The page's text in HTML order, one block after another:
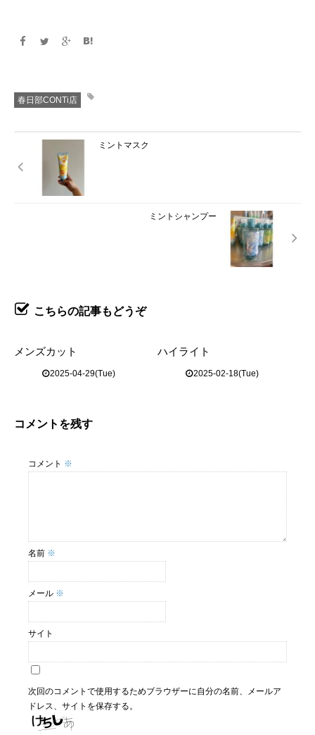
春日部CONTi店
ミントマスク
ミントシャンプー
こちらの記事もどうぞ
メンズカット
2025-04-29(Tue)
ハイライト
2025-02-18(Tue)
コメントを残す
コメント ※
名前 ※
メール ※
サイト
次回のコメントで使用するためブラウザーに自分の名前、メールア
ドレス、サイトを保存する。